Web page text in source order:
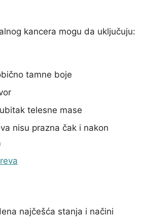
kancera mogu da uključuju:
tamne boje
telesne mase
nisu prazna čak i nakon
najčešća stanja i načini